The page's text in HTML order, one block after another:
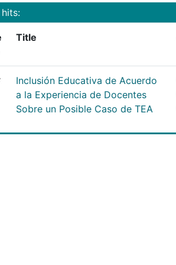
Title
Inclusión Educativa de Acuerdo
a la Experiencia de Docentes
Sobre un Posible Caso de TEA